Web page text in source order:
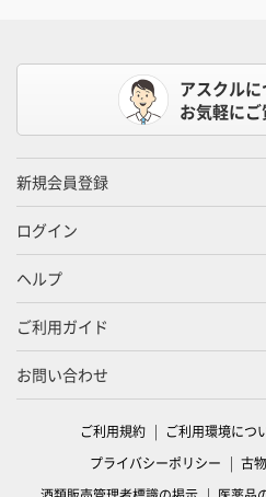
アスクル
お気軽にご
新規会員登録
ログイン
ヘルプ
ご利用ガイド
お問い合わせ
ご利用規約 ご利用環境につ
プライバシーポリシー
古